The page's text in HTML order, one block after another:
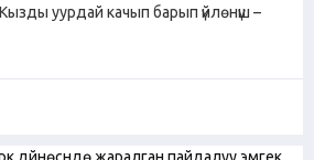
уурдай качып барып үйлөнүш –